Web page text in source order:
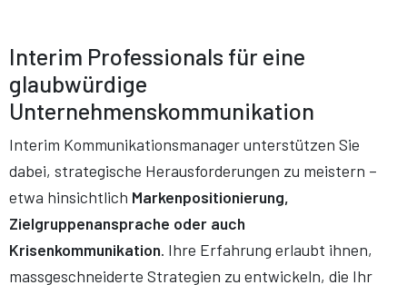
Interim Professionals für eine
glaubwürdige
Unternehmenskommunikation
Interim Kommunikationsmanager unterstützen Sie
dabei, strategische Herausforderungen zu meistern –
etwa hinsichtlich Markenpositionierung,
Zielgruppenansprache oder auch
Krisenkommunikation. Ihre Erfahrung erlaubt ihnen,
massgeschneiderte Strategien zu entwickeln, die Ihr